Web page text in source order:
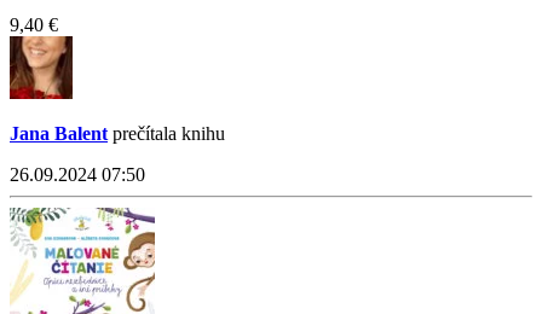
9,40 €
Jana Balent prečítala knihu
26.09.2024 07:50